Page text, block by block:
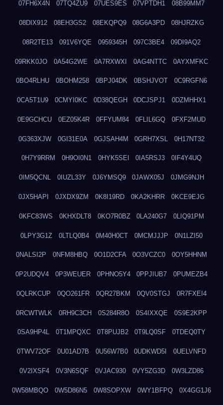
07FH6X4N 07TQ4ZU9 07UES9ES 07VPTDH1 08B99MM7
08DIX912 08EH3GS2 08EKQPQ9 08G6A3PD 08HJRZKG
08R2TE13 091V6YQE 0959345H 097C3BE4 09DI9AQ2
09RKK0JO 0A54G2WE 0A7RXWXI 0AG4NTTC 0AYXMFKC
0BO4RLHU 0BOHM258 0BPJ04DK 0BSHJVOT 0C9RGFN6
0CA5T1U9 0CMYI0KC 0D38QEGH 0DCJSPJ1 0DZMHHX1
0E9GCHCU 0EZ05K4R 0FFYUM84 0FLIL6GQ 0FXF2MUD
0G363XJW 0GI31E0A 0GJSAH4M 0GRH7XSL 0H17NT32
0H7Y9RRM 0H9OI0N1 0HYK5SEI 0IA5RSJ3 0IF4Y4UQ
0IM5QCNL 0IUZL33Y 0J6YMSQ9 0JAWX05J 0JMG9NJH
0JX5HAPI 0JXDX9ZM 0K8I19RD 0KA2KHRR 0KCE9EJG
0KFC83WS 0KHXDLT8 0KO7R0BZ 0LA240G7 0LIQ91PM
0LPY3G1Z 0LTLQ0B4 0M40H0CT 0MCMJJJP 0N1LZI50
0NALSI2P 0NFM8HBQ 0O1D2CFA 0O3VCZC0 0OY5HHNM
0P2UDQV4 0P3WEUER 0PHNO5Y4 0PPJIUB7 0PUMEZB4
0QLRKCUP 0QO261FR 0QR27BKM 0QV0STGJ 0R7FXEI4
0RCWTWLK 0RH9C3CH 0S284R8O 0S4IXXQE 0S9E2KPP
0SA9HP4L 0T1MPQXC 0T8PUJB2 0T9LQ0SF 0TDEQ0TY
0TWV72OF 0U01AD7B 0U56W7B0 0UDKWD5I 0UELVNFD
0V2IXSF4 0V3N6SQF 0VJAC930 0VY5ZG3D 0W3LZD86
0W58MBQO 0W5D86N5 0W8SOPXW 0WY1BFPQ 0X4GG1J6